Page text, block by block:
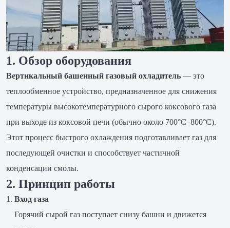
1. Обзор оборудования
Вертикальный башенный газовый охладитель— это
теплообменное устройство, предназначенное для снижения
температуры высокотемпературного сырого коксового газа
при выходе из коксовой печи (обычно около 700°C–800°C).
Этот процесс быстрого охлаждения подготавливает газ для
последующей очистки и способствует частичной
конденсации смолы.
2. Принцип работы
Вход газа
Горячий сырой газ поступает снизу башни и движется